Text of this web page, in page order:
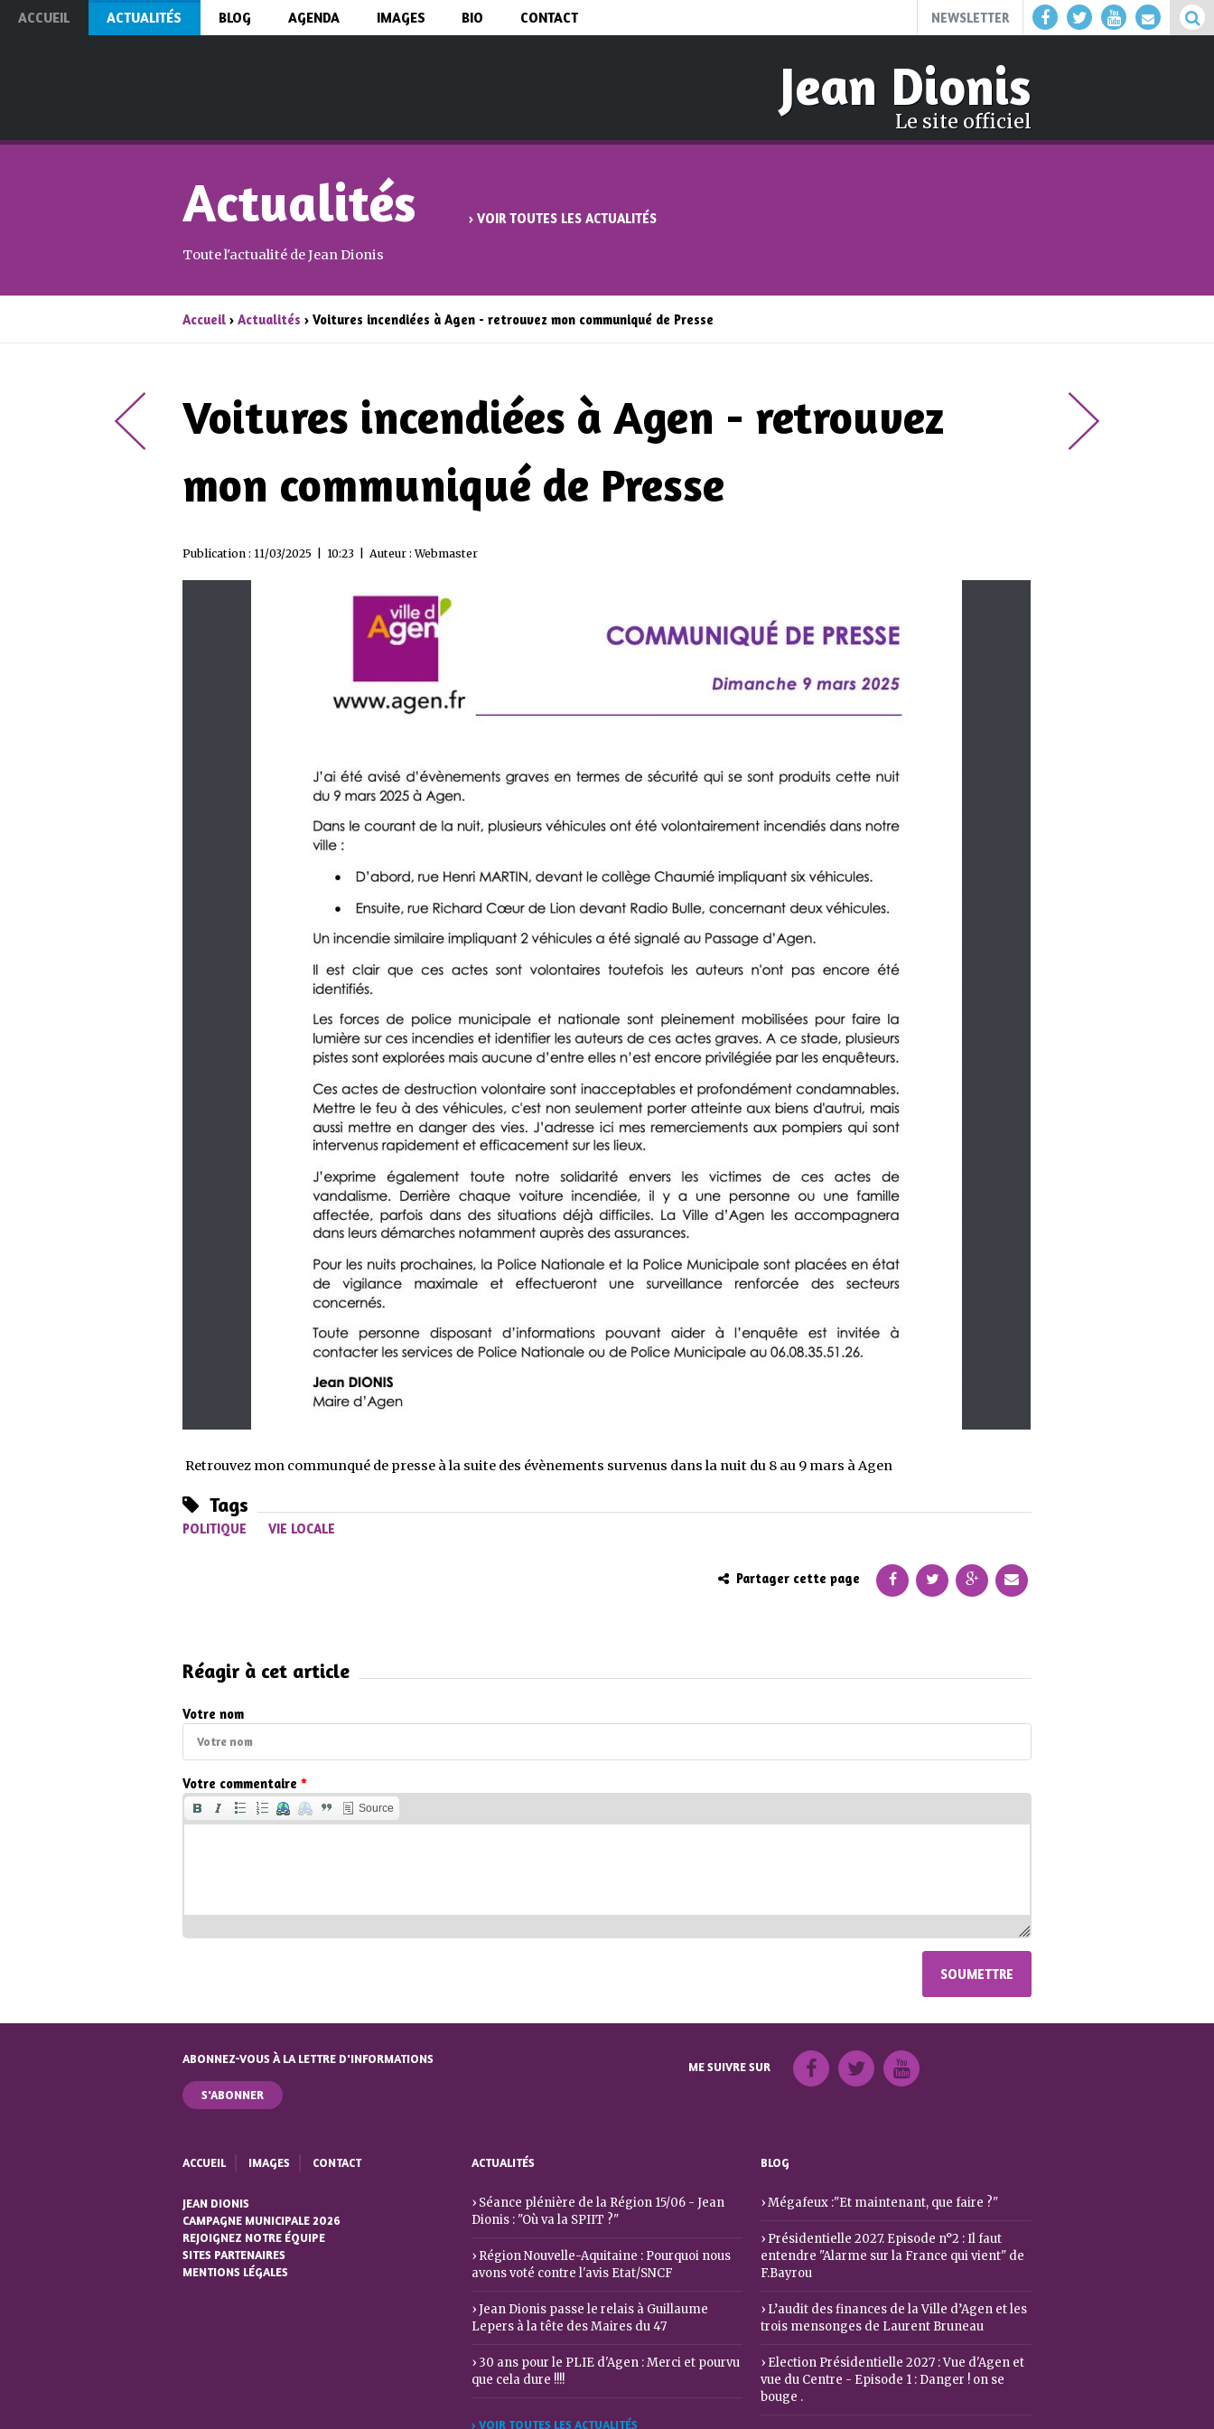
Aller au
NEWSLETTER
ACCUEIL ACTUALITÉS BLOG AGENDA IMAGES BIO CONTACT
Jean Dionis
Le site officiel
Actualités › VOIR TOUTES LES ACTUALITÉS
Toute l'actualité de Jean Dionis
Accueil › Actualités › Voitures incendiées à Agen - retrouvez mon communiqué de Presse
Voitures incendiées à Agen - retrouvez
mon communiqué de Presse
Publication : 11/03/2025 | 10:23 | Auteur :Webmaster
Retrouvez mon communqué de presse à la suite des évènements survenus dans la nuit du 8 au 9 mars à Agen
Tags
POLITIQUE VIE LOCALE
Partager cette page
Réagir à cet article
Votre nom
Votre commentaire *
Source
ABONNEZ-VOUS À LA LETTRE D'INFORMATIONS
S'ABONNER
ME SUIVRE SUR
ACCUEIL IMAGES CONTACT
JEAN DIONIS
CAMPAGNE MUNICIPALE 2026
REJOIGNEZ NOTRE ÉQUIPE
SITES PARTENAIRES
MENTIONS LÉGALES
ACTUALITÉS
Séance plénière de la Région 15/06 - Jean
Dionis : "Où va la SPIIT ?"
Région Nouvelle-Aquitaine : Pourquoi nous
avons voté contre l'avis Etat/SNCF
Jean Dionis passe le relais à Guillaume
Lepers à la tête des Maires du 47
30 ans pour le PLIE d'Agen : Merci et pourvu
que cela dure !!!!
› VOIR TOUTES LES ACTUALITÉS
BLOG
Mégafeux :"Et maintenant, que faire ?"
Présidentielle 2027. Episode n°2 : Il faut
entendre "Alarme sur la France qui vient" de
F.Bayrou
L’audit des finances de la Ville d’Agen et les
trois mensonges de Laurent Bruneau
Election Présidentielle 2027 : Vue d'Agen et
vue du Centre - Episode 1 : Danger ! on se
bouge .